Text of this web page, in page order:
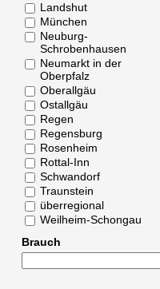
Landshut
München
Neuburg-
Schrobenhausen
Neumarkt in der
Oberpfalz
Oberallgäu
Ostallgäu
Regen
Regensburg
Rosenheim
Rottal-Inn
Schwandorf
Traunstein
überregional
Weilheim-Schongau
Brauch